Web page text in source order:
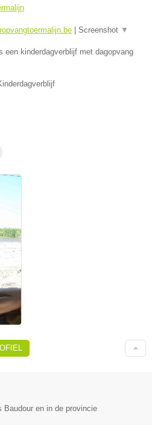
Screenshot ▼
een kinderdagverblijf met dagopvang
Baudour en in de provincie